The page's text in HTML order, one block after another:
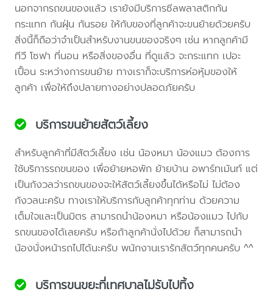
นอกจากรถขนของแล้ว เรายังมีบริการซีลพลาสติกกัน
กระแทก กันฝุ่น กันรอย ให้กับของที่ลูกค้าจะขนย้ายด้วยครับ
สิ่งนี้ก็ถือว่าจำเป็นสำหรับงานขนของจริงๆ เช่น หากลูกค้ามี
ทีวี โซฟา ที่นอน หรือสิ่งของอื่น ที่ดูแล้ว จะกระแทก เปอะ
เปื้อน ระหว่างการขนย้าย ทางเราก็จะบริการห่อหุ้มของให้
ลูกค้า เพื่อให้ถึงปลายทางอย่างปลอดภัยครับ
บริการขนย้ายสัตว์เลี้ยง
สำหรับลูกค้าที่มีสัตว์เลี้ยง เช่น น้องหมา น้องแมว ต้องการ
ใช้บริการรถขนของ เพื่อย้ายหอพัก ย้ายบ้าน อพาร์ทเม้นท์ แต่
เป็นกังวลว่ารถขนของจะให้สัตว์เลี้ยงขึ้นได้หรือไม่ ไม่ต้อง
กังวลนะครับ ทางเราให้บริการกับลูกค้าทุกท่าน ด้วยความ
เต็มใจและเป็นมิตร สามารถนำน้องหมา หรือน้องแมว ไปกับ
รถขนของได้เลยครับ หรือถ้าลูกค้านั่งไปด้วย ก็สามารถนำ
น้องนั่งหน้ารถไปได้นะครับ พนักงานเรารักสัตว์ทุกคนครับ ^^
บริการขนขยะที่เทศบาลไม่รับไปทิ้ง